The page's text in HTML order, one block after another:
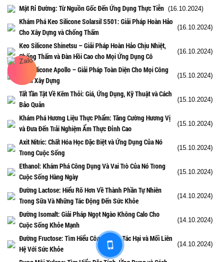
Mật Rỉ Đường: Từ Nguồn Gốc Đến Ứng Dụng Thực Tiễn (16.10.2024)
Khám Phá Keo Silicone Solarsil S501: Giải Pháp Hoàn Hảo
Cho Xây Dựng và Chống Thấm
(16.10.2024)
Keo Silicone Shinetsu – Giải Pháp Hoàn Hảo Chịu Nhiệt,
Chống Thấm và Đàn Hồi Cao cho Mọi Ứng Dụng Cô
(16.10.2024)
Keo Silicone Apollo – Giải Pháp Toàn Diện Cho Mọi Công
Trình Xây Dựng
(15.10.2024)
Tất Tần Tật Về Kẽm Thỏi: Giá, Ứng Dụng, Kỹ Thuật và Cách
Bảo Quản
(15.10.2024)
Khám Phá Hương Liệu Thực Phẩm: Tăng Cường Hương Vị
và Đưa Đến Trải Nghiệm Ẩm Thực Đỉnh Cao
(15.10.2024)
Axit Nitric: Chất Hóa Học Đặc Biệt và Ứng Dụng Của Nó
Trong Cuộc Sống
(15.10.2024)
Ethanol: Khám Phá Công Dụng Và Vai Trò Của Nó Trong
Cuộc Sống Hàng Ngày
(15.10.2024)
Đường Lactose: Hiểu Rõ Hơn Về Thành Phần Tự Nhiên
Trong Sữa Và Những Tác Động Đến Sức Khỏe
(14.10.2024)
Đường Isomalt: Giải Pháp Ngọt Ngào Không Calo Cho
Cuộc Sống Khỏe Mạnh
(14.10.2024)
Đường Fructose: Tìm Hiểu Công Dụng, Tác Hại và Mối Liên
Hệ Với Sức Khỏe
(14.10.2024)